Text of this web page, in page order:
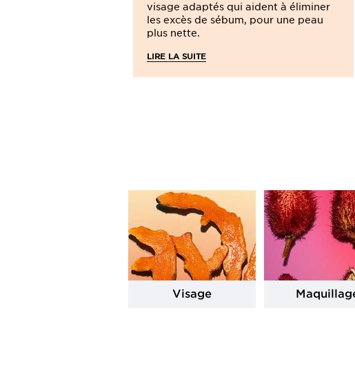
visage adaptés qui aident à éliminer
les excès de sébum, pour une peau
plus nette.
LIRE LA SUITE
Visage